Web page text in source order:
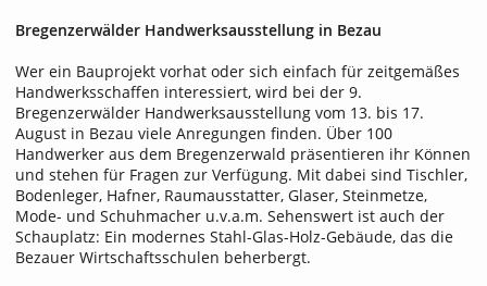
Bregenzerwälder Handwerksausstellung in Bezau
Wer ein Bauprojekt vorhat oder sich einfach für zeitgemäßes
Handwerksschaffen interessiert, wird bei der 9.
Bregenzerwälder Handwerksausstellung vom 13. bis 17.
August in Bezau viele Anregungen finden. Über 100
Handwerker aus dem Bregenzerwald präsentieren ihr Können
und stehen für Fragen zur Verfügung. Mit dabei sind Tischler,
Bodenleger, Hafner, Raumausstatter, Glaser, Steinmetze,
Mode- und Schuhmacher u.v.a.m. Sehenswert ist auch der
Schauplatz: Ein modernes Stahl-Glas-Holz-Gebäude, das die
Bezauer Wirtschaftsschulen beherbergt.